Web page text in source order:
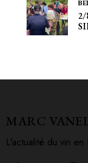
2/
MARC
L'actualité du vin